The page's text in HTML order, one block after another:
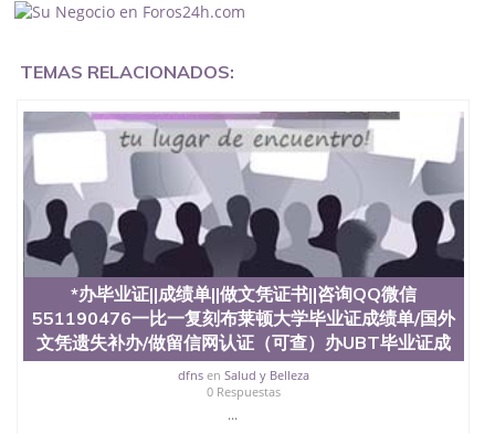
如何办理本科/硕士毕业证551190476网上买文凭可靠
作吗551190476怎么办理 外假毕业证551190476哪里
业证551190476留学生在哪里可以买假毕业证
551190476哪里可以办理加拿大毕业证551190476申
请学校办理假的毕业证成绩单可以吗551190476哪里
可以办理水印成绩单551190476哪里可以修改成绩单
GPA分数551190476假毕业证能查出来吗551190476
假文凭网上能查到吗551190476 如何拿到国外毕业证
QQ微信551190476办假大学毕业证QQ微信551190476
国外毕业证去哪认证QQ微信551190476找毕业证封皮
QQ微信551190476国外毕业证外壳定制QQ微信
551190476快速代办国外毕业证QQ微信551190476快
速拿到国外文凭QQ微信551190476国外留学文凭认证
QQ微信551190476国外文凭回国认证QQ微信
551190476泰国文凭办理QQ微信551190476法国留学
回国证明QQ微信551190476 国外烫金照片QQ微信
551190476外国文凭在中国有用吗QQ微信551190476
TEMAS RELACIONADOS:
*办毕业证||成绩单||做文凭证书||咨询QQ微信
551190476一比一复刻布莱顿大学毕业证成绩单/国外
文凭遗失补办/做留信网认证（可查）办UBT毕业证成
dfnsen Salud y Belleza
0 Respuestas
...